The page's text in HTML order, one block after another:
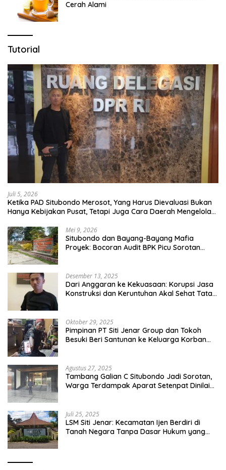
Cerah Alami
Tutorial
Juli 5, 2026
Ketika PAD Situbondo Merosot, Yang Harus Dievaluasi Bukan
Hanya Kebijakan Pusat, Tetapi Juga Cara Daerah Mengelola
Mei 9, 2026
Situbondo dan Bayang-Bayang Mafia
Proyek: Bocoran Audit BPK Picu Sorotan
Desember 13, 2025
Dari Anggaran ke Kekuasaan: Korupsi Jasa
Konstruksi dan Keruntuhan Akal Sehat Tata
Oktober 29, 2025
Pimpinan PT Siti Jenar Group dan Tokoh
Besuki Beri Santunan ke Keluarga Korban
Agustus 27, 2025
Tambang Galian C Situbondo Jadi Sorotan,
Warga Terdampak Aparat Setenpat Dinilai
Juli 25, 2025
LSM Siti Jenar: Kecamatan Ijen Berdiri di
Tanah Negara Tanpa Dasar Hukum yang